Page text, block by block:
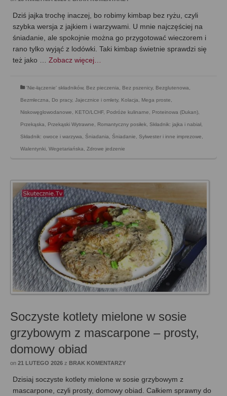
Dziś jajka trochę inaczej, bo robimy kimbap bez ryżu, czyli
szybka wersja z jajkiem i warzywami. U mnie najczęściej na
śniadanie, ale spokojnie można go przygotować wieczorem i
rano tylko wyjąć z lodówki. Taki kimbap świetnie sprawdzi się
też jako … Zobacz więcej…
'Nie-łączenie' składników, Bez pieczenia Bez pszenicy, Bezglutenowa
Bezmleczna Do pracy, Jajecznice i omlety, Kolacja Mega proste
Niskowęglowodanowe, KETO/LCHF, Podróże kulinarne Proteinowa (Dukan)
Przekąska Przekąski Wytrawne Romantyczny posiłek Składnik: jajka i nabiał
Składnik: owoce i warzywa Śniadania Śniadanie Sylwester i inne imprezowe
Walentynki Wegetariańska Zdrowe jedzenie
Soczyste kotlety mielone w sosie
grzybowym z mascarpone – prosty,
domowy obiad
on 21 LUTEGO 2026 z BRAK KOMENTARZY
Dzisiaj soczyste kotlety mielone w sosie grzybowym z
mascarpone, czyli prosty, domowy obiad. Całkiem sprawny do